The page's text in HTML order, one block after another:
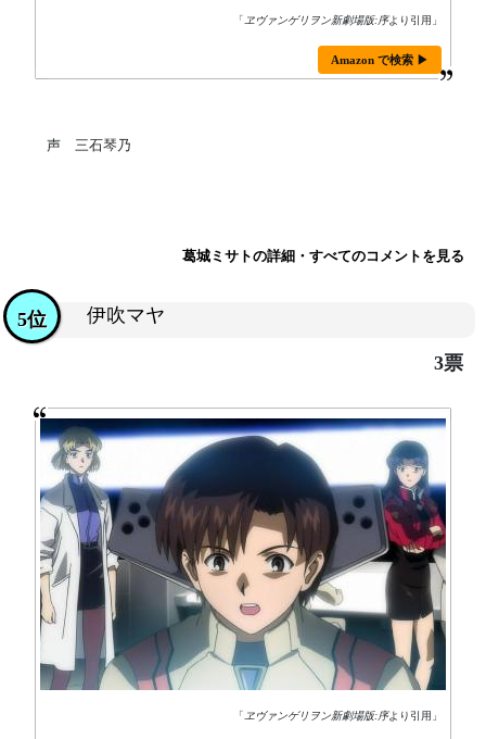
「 ヱヴァンゲリヲン新劇場版:序より引用」
Amazon で検索 ▶
声 三石琴乃
葛城ミサトの詳細・すべてのコメントを見る
伊吹マヤ
5位
3票
「 ヱヴァンゲリヲン新劇場版:序より引用」